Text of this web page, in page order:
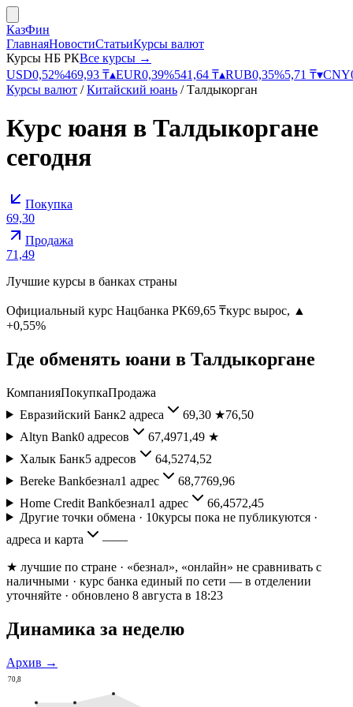
КазФин
ГлавнаяНовостиСтатьиКурсы валют
Курсы НБ РКВсе курсы →
USD0,52%469,93 ₸▴EUR0,39%541,64 ₸▴RUB0,35%5,71 ₸▾CNY
Курсы валют /Китайский юань /Талдыкорган
Курс юаня в Талдыкоргане
сегодня
Покупка
69,30
Продажа
71,49
Лучшие курсы в банках страны
Официальный курс Нацбанка РК69,65 ₸курс вырос, ▲
+0,55%
Где обменять юани в Талдыкоргане
КомпанияПокупкаПродажа
Евразийский Банк2 адреса 69,30★76,50
Altyn Bank0 адресов 67,4971,49★
Халык Банк5 адресов 64,5274,52
Bereke Bankбезнал1 адрес 68,7769,96
Home Credit Bankбезнал1 адрес 66,4572,45
Другие точки обмена · 10курсы пока не публикуются ·
адреса и карта
——
★ лучшие по стране · «безнал», «онлайн» не сравнивать с
наличными · курс банка единый по сети — в отделении
уточняйте · обновлено 8 августа в 18:23
Динамика за неделю
Архив →
70,8